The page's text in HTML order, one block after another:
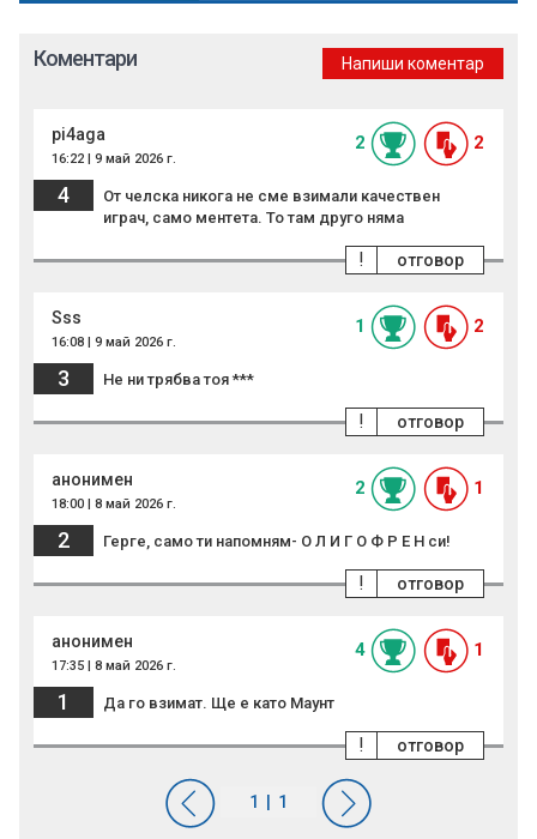
Коментари Напиши коментар
pi4aga
16:22 | 9 май 2026 г.
2 2
4
От челска никога не сме взимали качествен
играч, само ментета. То там друго няма
отговор
!
Sss
16:08 | 9 май 2026 г.
1 2
3 Не ни трябва тоя ***
отговор
!
анонимен
18:00 | 8 май 2026 г.
2 1
2 Герге, само ти напомням- О Л И Г О Ф Р Е Н си!
отговор
!
анонимен
17:35 | 8 май 2026 г.
4 1
1 Да го взимат. Ще е като Маунт
отговор
!